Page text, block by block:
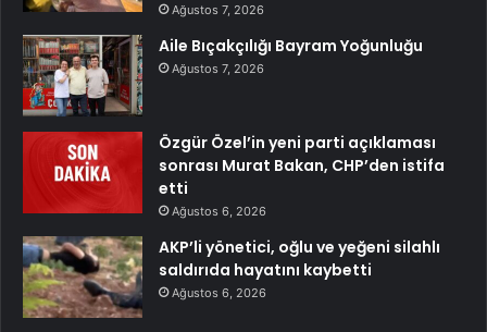
Ağustos 7, 2026
Aile Bıçakçılığı Bayram Yoğunluğu
Ağustos 7, 2026
Özgür Özel’in yeni parti açıklaması
sonrası Murat Bakan, CHP’den istifa
etti
Ağustos 6, 2026
AKP’li yönetici, oğlu ve yeğeni silahlı
saldırıda hayatını kaybetti
Ağustos 6, 2026